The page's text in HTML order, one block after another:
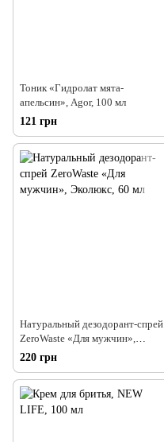
Тоник «Гидролат мята-
апельсин», Agor, 100 мл
121 грн
Натуральный дезодорант-спрей
ZeroWaste «Для мужчин»,
Эколюкс, 60 мл
220 грн